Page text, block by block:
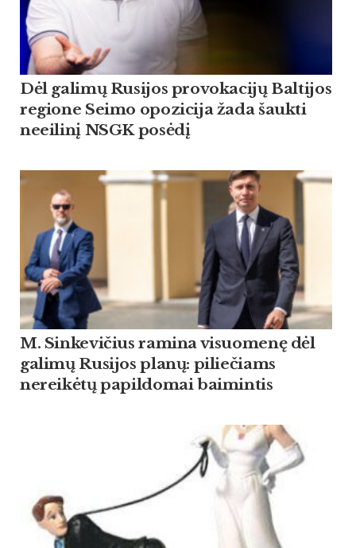
Dėl galimų Rusijos provokacijų Baltijos
regione Seimo opozicija žada šaukti
neeilinį NSGK posėdį
M. Sinkevičius ramina visuomenę dėl
galimų Rusijos planų: piliečiams
nereikėtų papildomai baimintis